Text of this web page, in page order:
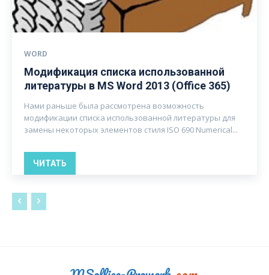
WORD
Модификация списка использованной
литературы в MS Word 2013 (Office 365)
Нами раньше была рассмотрена возможность
модификации списка использованной литературы для
замены некоторых элементов стиля ISO 690 Numerical...
ЧИТАТЬ